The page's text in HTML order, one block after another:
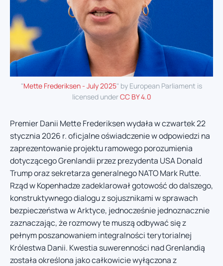
"Mette Frederiksen - July 2025" by European Parliament is
licensed underCC BY 4.0
Premier Danii Mette Frederiksen wydała w czwartek 22
stycznia 2026 r. oficjalne oświadczenie w odpowiedzi na
zaprezentowanie projektu ramowego porozumienia
dotyczącego Grenlandii przez prezydenta USA Donald
Trump oraz sekretarza generalnego NATO Mark Rutte.
Rząd w Kopenhadze zadeklarował gotowość do dalszego,
konstruktywnego dialogu z sojusznikami w sprawach
bezpieczeństwa w Arktyce, jednocześnie jednoznacznie
zaznaczając, że rozmowy te muszą odbywać się z
pełnym poszanowaniem integralności terytorialnej
Królestwa Danii. Kwestia suwerenności nad Grenlandią
została określona jako całkowicie wyłączona z